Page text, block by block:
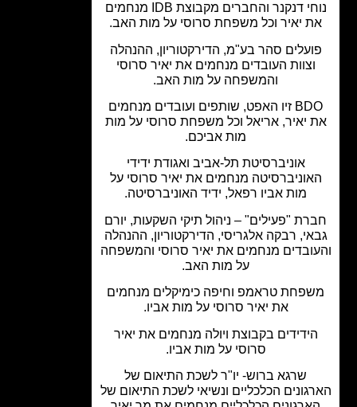
נוחי דנקנר והחברים מקבוצת IDB מנחמים
יאיר וכל משפחת סרוסי על מות האב.
סהר בע"מ, הדירקטוריון, ההנהלה
וצוות העובדים מנחמים את יאיר סרוסי
והמשפחה על מות האב.
BDO זיו האפט, שותפים ועובדים מנחמים
יאיר, אריאל וכל משפחת סרוסי על מות
מות אביכם.
אוניברסיטת תל-אביב ואגודת ידידי
מנחמים את יאיר סרוסי על
מות אביו רפאל, ידיד האוניברסיטה.
"פעילים" – ניהול תיקי השקעות, יורם
רבקה אלגריסי, הדירקטוריון, ההנהלה
מנחמים את יאיר סרוסי והמשפחה
על מות האב.
טראמפ וחיפה כימיקלים מנחמים
את יאיר סרוסי על מות אביו.
בקבוצת ויולה מנחמים את יאיר
סרוסי על מות אביו.
שרגא ברוש- יו"ר לשכת התיאום של
הכלכליים ונשיאי לשכת התיאום של